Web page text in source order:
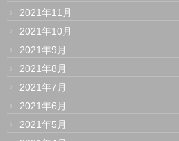
2021年11月
2021年10月
2021年9月
2021年8月
2021年7月
2021年6月
2021年5月